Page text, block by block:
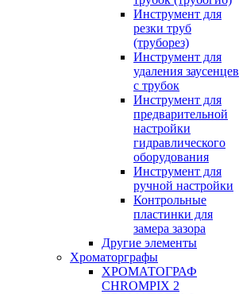
Инструмент для
резки труб
(труборез)
Инструмент для
удаления заусенцев
с трубок
Инструмент для
предварительной
настройки
гидравлического
оборудования
Инструмент для
ручной настройки
Контрольные
пластинки для
замера зазора
Другие элементы
Хроматорграфы
ХРОМАТОГРАФ
CHROMPIX 2